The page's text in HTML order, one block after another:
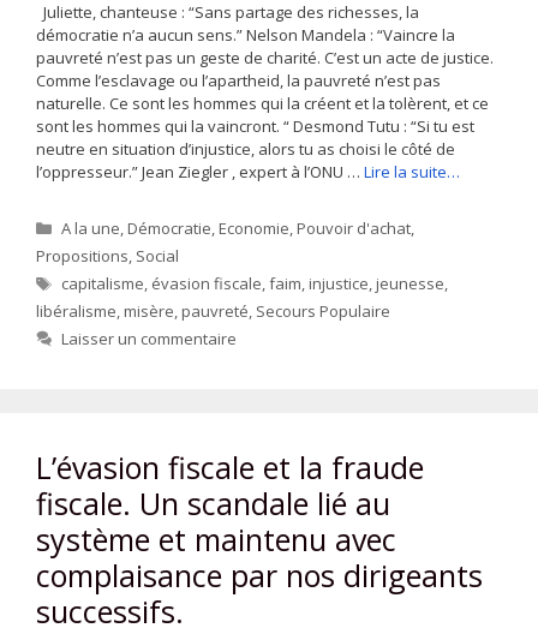
Juliette, chanteuse : “Sans partage des richesses, la
démocratie n’a aucun sens.” Nelson Mandela : “Vaincre la
pauvreté n’est pas un geste de charité. C’est un acte de justice.
Comme l’esclavage ou l’apartheid, la pauvreté n’est pas
naturelle. Ce sont les hommes qui la créent et la tolèrent, et ce
sont les hommes qui la vaincront. “ Desmond Tutu : “Si tu est
neutre en situation d’injustice, alors tu as choisi le côté de
l’oppresseur.” Jean Ziegler , expert à l’ONU … Lire la suite…
Catégories
A la une,Démocratie,Economie,Pouvoir d'achat,
Propositions, Social
Étiquettes
capitalisme, évasion fiscale,faim,injustice,jeunesse,
libéralisme,misère,pauvreté, Secours Populaire
Laisser un commentaire
L’évasion fiscale et la fraude
fiscale. Un scandale lié au
système et maintenu avec
complaisance par nos dirigeants
successifs.